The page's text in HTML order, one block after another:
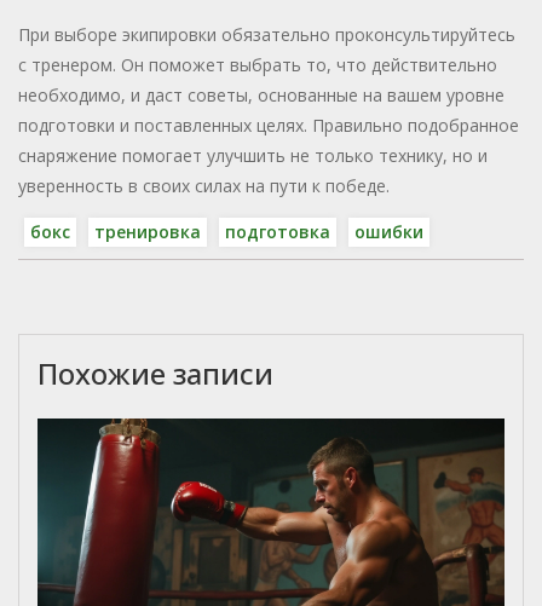
При выборе экипировки обязательно проконсультируйтесь
с тренером. Он поможет выбрать то, что действительно
необходимо, и даст советы, основанные на вашем уровне
подготовки и поставленных целях. Правильно подобранное
снаряжение помогает улучшить не только технику, но и
уверенность в своих силах на пути к победе.
бокс
тренировка подготовка ошибки
Похожие записи